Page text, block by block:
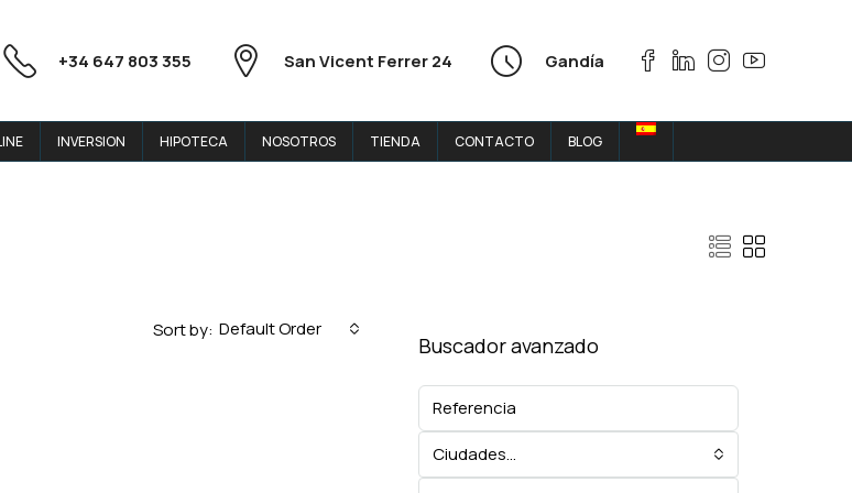
+34 647 803 355 San Vicent Ferrer 24 Gandía
INVERSION HIPOTECA NOSOTROS TIENDA CONTACTO BLOG
Sort by: Default Order
Buscador avanzado
Ciudades...